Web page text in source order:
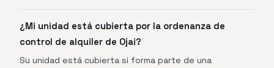
¿Mi unidad está cubierta por la ordenanza de
control de alquiler de Ojai?
Su unidad está cubierta si forma parte de una